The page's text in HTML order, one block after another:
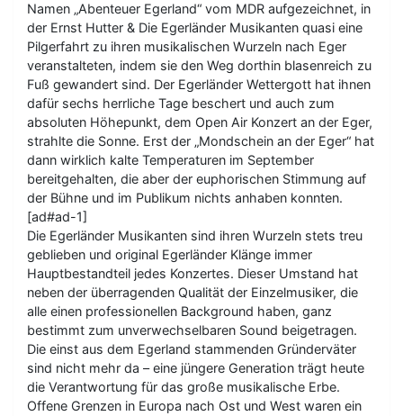
Namen „Abenteuer Egerland“ vom MDR aufgezeichnet, in
der Ernst Hutter & Die Egerländer Musikanten quasi eine
Pilgerfahrt zu ihren musikalischen Wurzeln nach Eger
veranstalteten, indem sie den Weg dorthin blasenreich zu
Fuß gewandert sind. Der Egerländer Wettergott hat ihnen
dafür sechs herrliche Tage beschert und auch zum
absoluten Höhepunkt, dem Open Air Konzert an der Eger,
strahlte die Sonne. Erst der „Mondschein an der Eger“ hat
dann wirklich kalte Temperaturen im September
bereitgehalten, die aber der euphorischen Stimmung auf
der Bühne und im Publikum nichts anhaben konnten.
[ad#ad-1]
Die Egerländer Musikanten sind ihren Wurzeln stets treu
geblieben und original Egerländer Klänge immer
Hauptbestandteil jedes Konzertes. Dieser Umstand hat
neben der überragenden Qualität der Einzelmusiker, die
alle einen professionellen Background haben, ganz
bestimmt zum unverwechselbaren Sound beigetragen.
Die einst aus dem Egerland stammenden Gründerväter
sind nicht mehr da – eine jüngere Generation trägt heute
die Verantwortung für das große musikalische Erbe.
Offene Grenzen in Europa nach Ost und West waren ein